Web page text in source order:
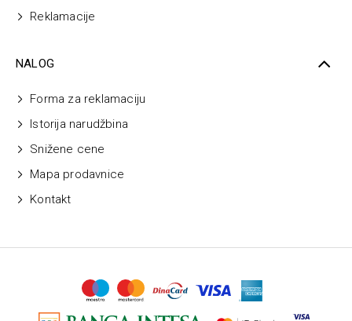
Reklamacije
NALOG
Forma za reklamaciju
Istorija narudžbina
Snižene cene
Mapa prodavnice
Kontakt